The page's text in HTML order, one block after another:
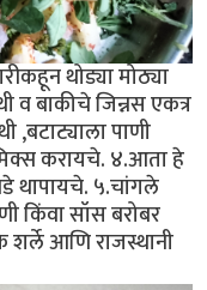
थोड्या मोठ्या
व बाकीचे जिन्नस एकत्र
,बटाट्याला पाणी
करायचे. ४.आता हे
थापायचे. ५.चांगले
किंवा सॉस बरोबर
शर्ले आणि राजस्थानी